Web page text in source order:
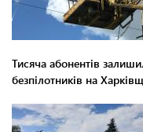
Тисяча абонентів
безпілотників на